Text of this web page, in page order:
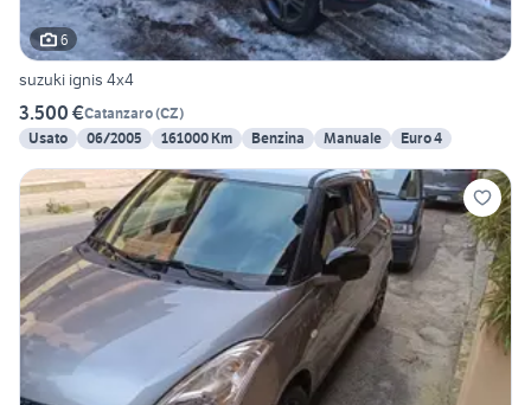
6
suzuki ignis 4x4
3.500 €Catanzaro(CZ)
Usato
06/2005 161000 Km Benzina Manuale Euro 4